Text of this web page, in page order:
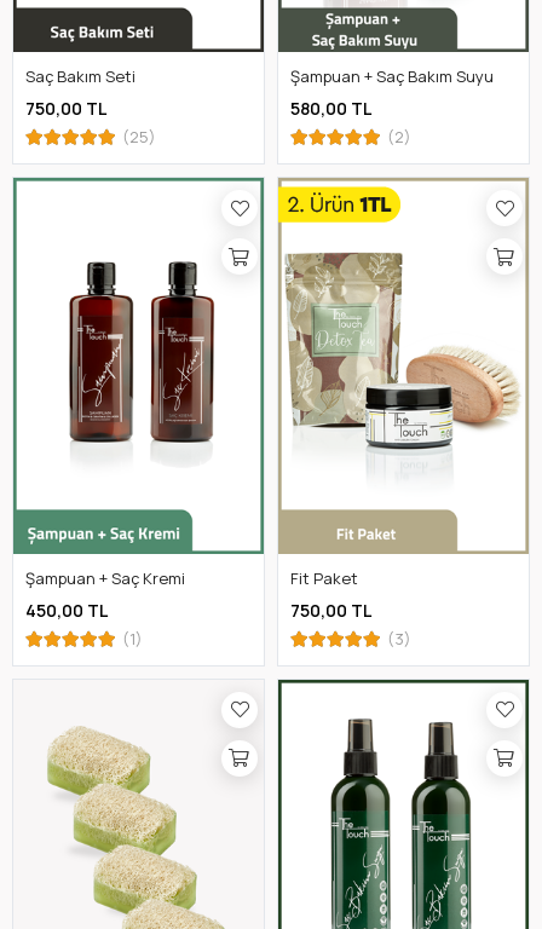
Saç Bakım Seti
750,00 TL
(25)
Şampuan + Saç Bakım Suyu
580,00 TL
(2)
Şampuan + Saç Kremi
450,00 TL
(1)
Fit Paket
750,00 TL
(3)